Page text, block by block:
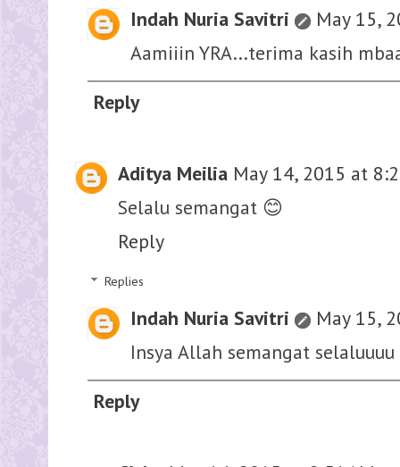
Indah Nuria Savitri
May 15,
Aamiiin YRA...terima kasih
Reply
Aditya Meilia May 14, 2015 at
Selalu semangat 😊
Reply
Replies
Indah Nuria Savitri
May 15,
Insya Allah semangat selaluuuu
Reply